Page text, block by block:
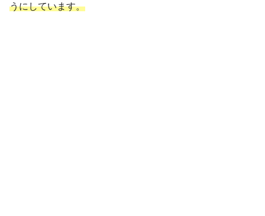
うにしています。